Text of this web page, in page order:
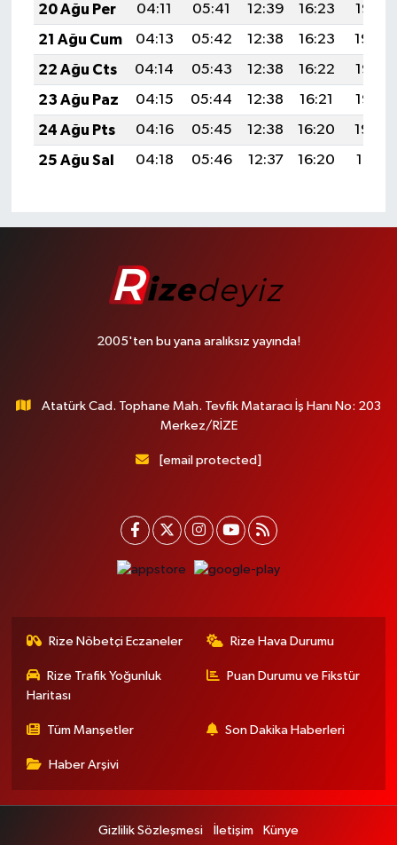
20 Ağu Per
04:11 05:41 12:39 16:23
19:26
21 Ağu Cum
04:13 05:42 12:38 16:23
19:24
22 Ağu Cts
04:14 05:43 12:38 16:22
19:23
23 Ağu Paz
04:15 05:44 12:38 16:21
19:22
24 Ağu Pts
04:16 05:45 12:38 16:20
19:20
25 Ağu Sal
04:18 05:46 12:37 16:20 19:19
2005'ten bu yana aralıksız yayında!
Atatürk Cad. Tophane Mah. Tevfik Mataracı İş Hanı No: 203
Merkez/RİZE
[email protected]
Rize Nöbetçi Eczaneler Rize Hava Durumu
Rize Trafik Yoğunluk
Haritası
Puan Durumu ve Fikstür
Tüm Manşetler Son Dakika Haberleri
Haber Arşivi
Gizlilik Sözleşmesi İletişim Künye